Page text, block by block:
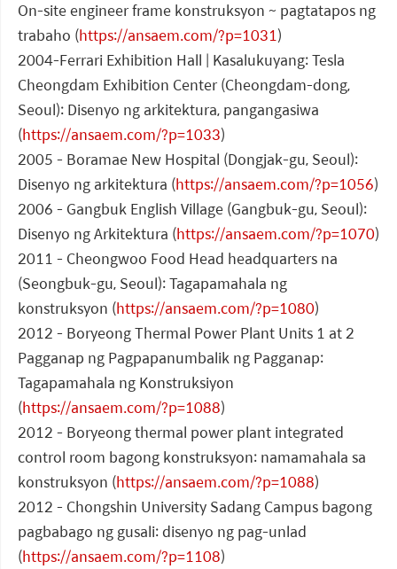
On-site engineer frame konstruksyon ~ pagtatapos ng
trabaho (https://ansaem.com/?p=1031)
2004-Ferrari Exhibition Hall | Kasalukuyang: Tesla
Cheongdam Exhibition Center (Cheongdam-dong,
Seoul): Disenyo ng arkitektura, pangangasiwa
(https://ansaem.com/?p=1033)
2005 - Boramae New Hospital (Dongjak-gu, Seoul):
Disenyo ng arkitektura (https://ansaem.com/?p=1056)
2006 - Gangbuk English Village (Gangbuk-gu, Seoul):
Disenyo ng Arkitektura (https://ansaem.com/?p=1070)
2011 - Cheongwoo Food Head headquarters na
(Seongbuk-gu, Seoul): Tagapamahala ng
konstruksyon (https://ansaem.com/?p=1080)
2012 - Boryeong Thermal Power Plant Units 1 at 2
Pagganap ng Pagpapanumbalik ng Pagganap:
Tagapamahala ng Konstruksiyon
(https://ansaem.com/?p=1088)
2012 - Boryeong thermal power plant integrated
control room bagong konstruksyon: namamahala sa
konstruksyon (https://ansaem.com/?p=1088)
2012 - Chongshin University Sadang Campus bagong
pagbabago ng gusali: disenyo ng pag-unlad
(https://ansaem.com/?p=1108)